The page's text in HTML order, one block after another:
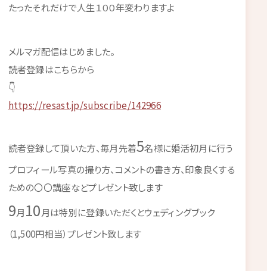
たったそれだけで人生１００年変わりますよ
メルマガ配信はじめました。
読者登録はこちらから
👇
https://resast.jp/subscribe/142966
読者登録して頂いた方、毎月先着5名様に婚活初月に行う
プロフィール写真の撮り方、コメントの書き方、印象良くする
ための〇〇講座などプレゼント致します
9月10月は特別に登録いただくとウェディングブック
（1,500円相当）プレゼント致します